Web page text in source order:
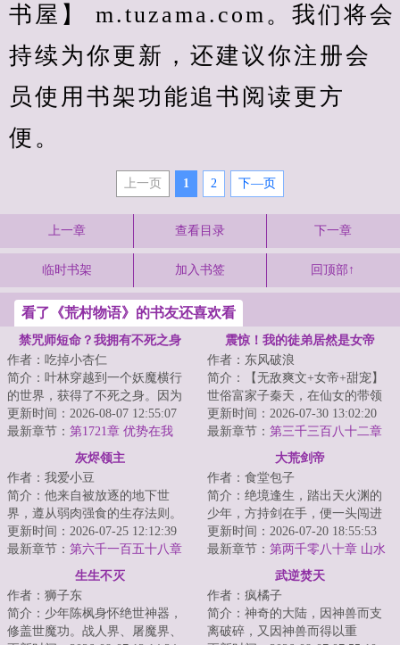
书屋】 m.tuzama.com。我们将会
持续为你更新，还建议你注册会
员使用书架功能追书阅读更方
便。
上一页 1 2 下—页
上一章 查看目录 下一章
临时书架 加入书签 回顶部↑
看了《荒村物语》的书友还喜欢看
禁咒师短命？我拥有不死之身
作者：吃掉小杏仁
简介：叶林穿越到一个妖魔横行
的世界，获得了不死之身。因为
这个世界的转职仪式很费钱，他
直接卡BUG靠着...
更新时间：2026-08-07 12:55:07
最新章节： 第1721章 优势在我
震惊！我的徒弟居然是女帝
作者：东风破浪
简介：【无敌爽文+女帝+甜宠】
世俗富家子秦天，在仙女的带领
下加入了昆仑剑派，成为了昆仑
小师叔。觉醒签...
更新时间：2026-07-30 13:02:20
最新章节： 第三千三百八十二章
灰烬领主
作者：我爱小豆
简介：他来自被放逐的地下世
界，遵从弱肉强食的生存法则。
他是真理的探索者，是行走在理
智与疯狂边缘的巫...
更新时间：2026-07-25 12:12:39
最新章节： 第六千一百五十八章
大荒剑帝
作者：食堂包子
简介：绝境逢生，踏出天火渊的
少年，方持剑在手，便一头闯进
这场天地大劫！纵剑斩荆棘，苍
穹染血时，且斗...
更新时间：2026-07-20 18:55:53
最新章节： 第两千零八十章 山水
生生不灭
作者：狮子东
简介：少年陈枫身怀绝世神器，
修盖世魔功。战人界、屠魔界、
武逆焚天
作者：疯橘子
简介：神奇的大陆，因神兽而支
离破碎，又因神兽而得以重